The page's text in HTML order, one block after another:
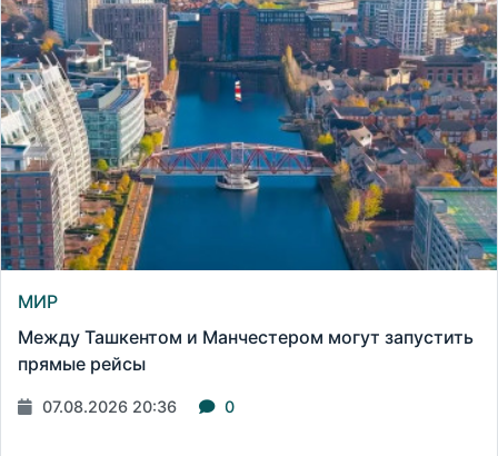
МИР
Между Ташкентом и Манчестером могут запустить
прямые рейсы
07.08.2026 20:36 0